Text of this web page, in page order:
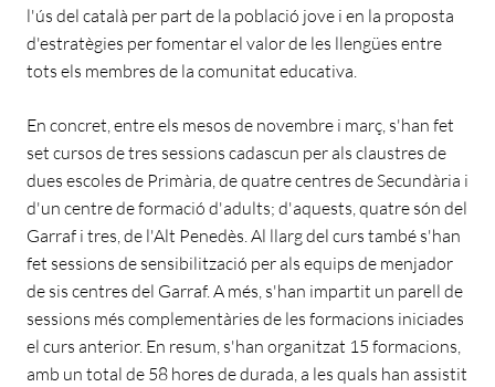
l'ús del català per part de la població jove i en la proposta
d'estratègies per fomentar el valor de les llengües entre
tots els membres de la comunitat educativa.
En concret, entre els mesos de novembre i març, s'han fet
set cursos de tres sessions cadascun per als claustres de
dues escoles de Primària, de quatre centres de Secundària i
d'un centre de formació d'adults; d'aquests, quatre són del
Garraf i tres, de l'Alt Penedès. Al llarg del curs també s'han
fet sessions de sensibilització per als equips de menjador
de sis centres del Garraf. A més, s'han impartit un parell de
sessions més complementàries de les formacions iniciades
el curs anterior. En resum, s'han organitzat 15 formacions,
amb un total de 58 hores de durada, a les quals han assistit